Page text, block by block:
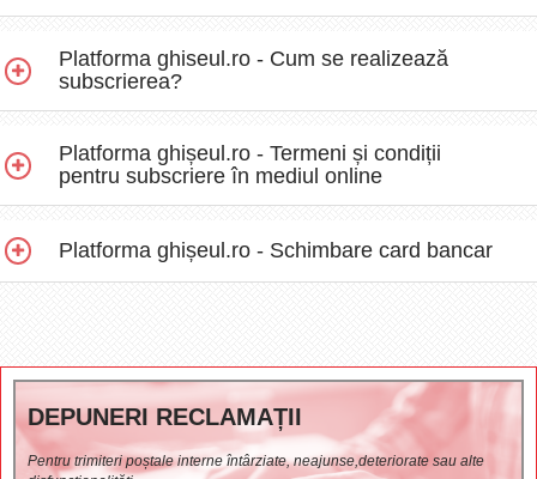
Platforma ghiseul.ro - Cum se realizează
subscrierea?
Platforma ghișeul.ro - Termeni și condiții
pentru subscriere în mediul online
Platforma ghișeul.ro - Schimbare card bancar
DEPUNERI RECLAMAȚII
Pentru trimiteri poștale interne întârziate, neajunse,deteriorate sau alte